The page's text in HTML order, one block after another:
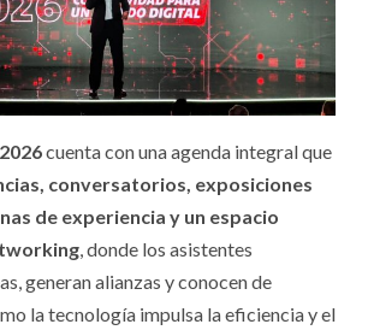
cuenta con una agenda integral que
conversatorios, exposiciones
de experiencia y un espacio
, donde los asistentes
generan alianzas y conocen de
la tecnología impulsa la eficiencia y el